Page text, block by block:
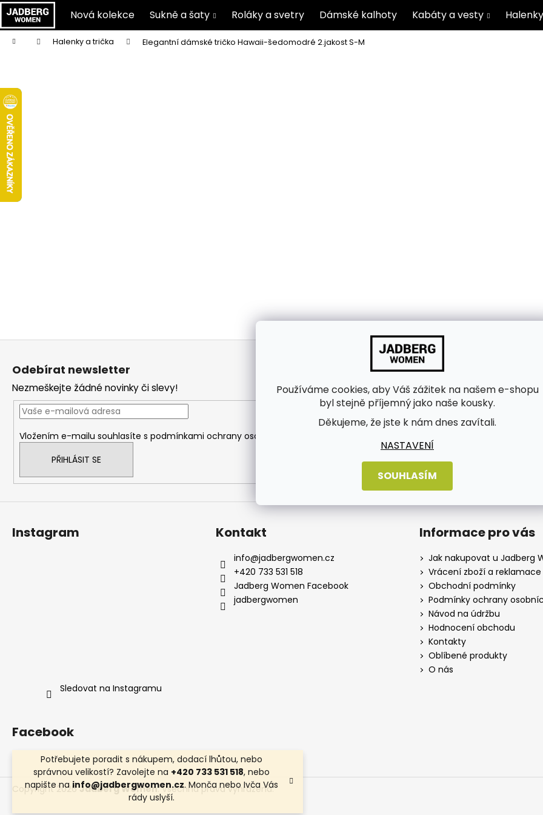
Používáme cookies, aby Váš zážitek na našem e-shopu
byl stejně příjemný jako naše kousky.
Děkujeme, že jste k nám dnes zavítali.
NASTAVENÍ
SOUHLASÍM
Potřebujete poradit s nákupem, dodací lhůtou, nebo
správnou velikostí? Zavolejte na +420 733 531 518, nebo
napište nainfo@jadbergwomen.cz. Monča nebo Ivča Vás
rády uslyší.
Nová kolekce Sukně a šaty Roláky a svetry Dámské kalhoty Kabáty a vesty
Domů Halenky a trička Elegantní dámské tričko Hawaii-šedomodré 2.jakost S-M
K
o
Zpět
Zpět
p
o
t
ř
e
b
u
j
t
HLEDAT
Z
Odebírat newsletter
Nezmeškejte žádné novinky či slevy!
Vložením e-mailu souhlasíte s podmínkami ochrany osobních údajů
PŘIHLÁSIT SE
Instagram
Sledovat na Instagramu
Kontakt
info@jadbergwomen.cz
+420 733 531 518
Jadberg Women Facebook
jadbergwomen
Informace pro vás
Jak nakupovat u Jadberg
Vrácení zboží a reklamace
Obchodní podmínky
Podmínky ochrany
Návod na údržbu
Hodnocení obchodu
Kontakty
Oblíbené produkty
O nás
Facebook
Copyright 2026Jadberg Women. Všechna práva vyhrazena.